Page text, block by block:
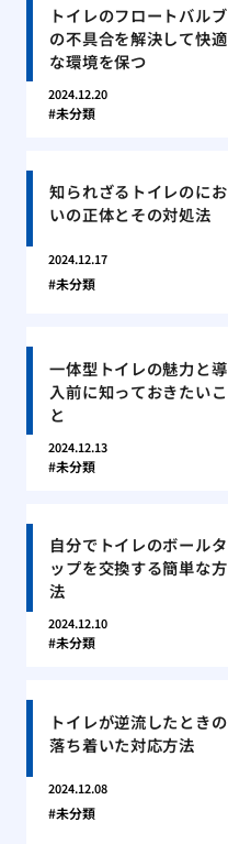
トイレのフロートバルブ
の不具合を解決して快適
な環境を保つ
2024.12.20
未分類
知られざるトイレのにお
いの正体とその対処法
2024.12.17
未分類
一体型トイレの魅力と導
入前に知っておきたいこ
と
2024.12.13
未分類
自分でトイレのボールタ
ップを交換する簡単な方
法
2024.12.10
未分類
トイレが逆流したときの
落ち着いた対応方法
2024.12.08
未分類